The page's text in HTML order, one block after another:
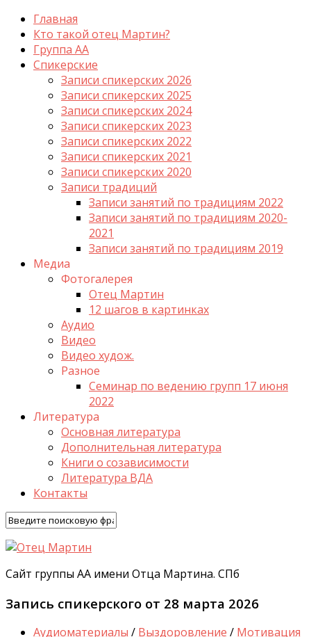
Главная
Кто такой отец Мартин?
Группа АА
Спикерские
Записи спикерских 2026
Записи спикерских 2025
Записи спикерских 2024
Записи спикерских 2023
Записи спикерских 2022
Записи спикерских 2021
Записи спикерских 2020
Записи традиций
Записи занятий по традициям 2022
Записи занятий по традициям 2020-
2021
Записи занятий по традициям 2019
Медиа
Фотогалерея
Отец Мартин
12 шагов в картинках
Аудио
Видео
Видео худож.
Разное
Семинар по ведению групп 17 июня
2022
Литература
Основная литература
Дополнительная литература
Книги о созависимости
Литература ВДА
Контакты
Сайт группы АА имени Отца Мартина. СПб
Запись спикерского от 28 марта 2026
Аудиоматериалы / Выздоровление / Мотивация